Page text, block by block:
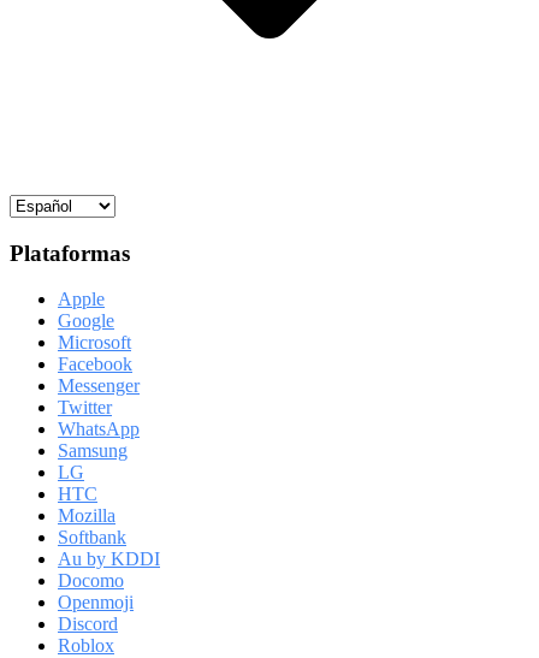
Plataformas
Apple
Google
Microsoft
Facebook
Messenger
Twitter
WhatsApp
Samsung
LG
HTC
Mozilla
Softbank
Au by KDDI
Docomo
Openmoji
Discord
Roblox